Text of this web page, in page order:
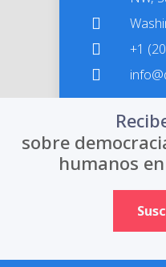
+1
sobre
humanos